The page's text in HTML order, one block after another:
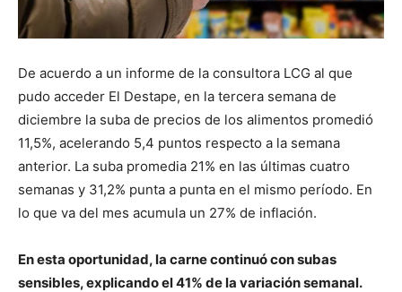
De acuerdo a un informe de la consultora LCG al que
pudo acceder El Destape, en la tercera semana de
diciembre la suba de precios de los alimentos promedió
11,5%, acelerando 5,4 puntos respecto a la semana
anterior. La suba promedia 21% en las últimas cuatro
semanas y 31,2% punta a punta en el mismo período. En
lo que va del mes acumula un 27% de inflación.
En esta oportunidad, la carne continuó con subas
sensibles, explicando el 41% de la variación semanal.